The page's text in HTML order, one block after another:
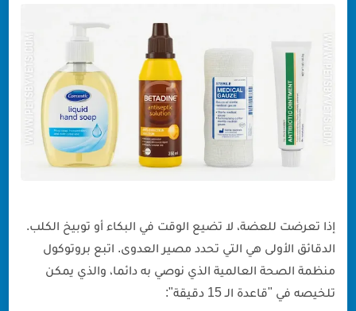
إذا تعرضت للعضة، لا تضيع الوقت في البكاء أو توبيخ الكلب.
الدقائق الأولى هي التي تحدد مصير العدوى. اتبع بروتوكول
منظمة الصحة العالمية الذي نوصي به دائما، والذي يمكن
تلخيصه في "قاعدة الـ 15 دقيقة":